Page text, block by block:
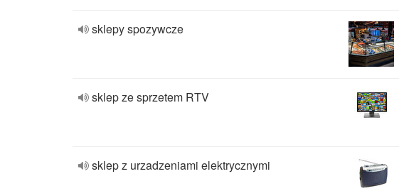
sklepy spozywcze
sklep ze sprzetem RTV
sklep z urzadzeniami elektrycznymi